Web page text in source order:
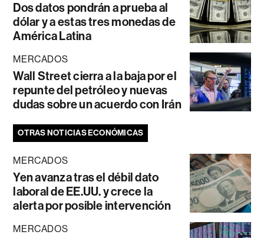
Dos datos pondrán a prueba al
dólar y a estas tres monedas de
América Latina
MERCADOS
Wall Street cierra a la baja por el
repunte del petróleo y nuevas
dudas sobre un acuerdo con Irán
OTRAS NOTICIAS ECONÓMICAS
MERCADOS
Yen avanza tras el débil dato
laboral de EE.UU. y crece la
alerta por posible intervención
MERCADOS